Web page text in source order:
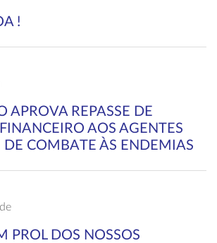
!
APROVA REPASSE DE
AOS AGENTES
DE COMBATE ÀS ENDEMIAS
PROL DOS NOSSOS